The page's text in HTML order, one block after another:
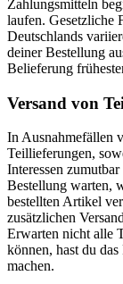
Zahlungsmitteln
laufen. Gesetzliche
Deutschlands
deiner Bestellung
Belieferung
Versand von
In Ausnahmefällen
Teillieferungen,
Interessen
Bestellung warten,
bestellten Artikel
zusätzlichen
Erwarten nicht alle
können, hast du
machen.